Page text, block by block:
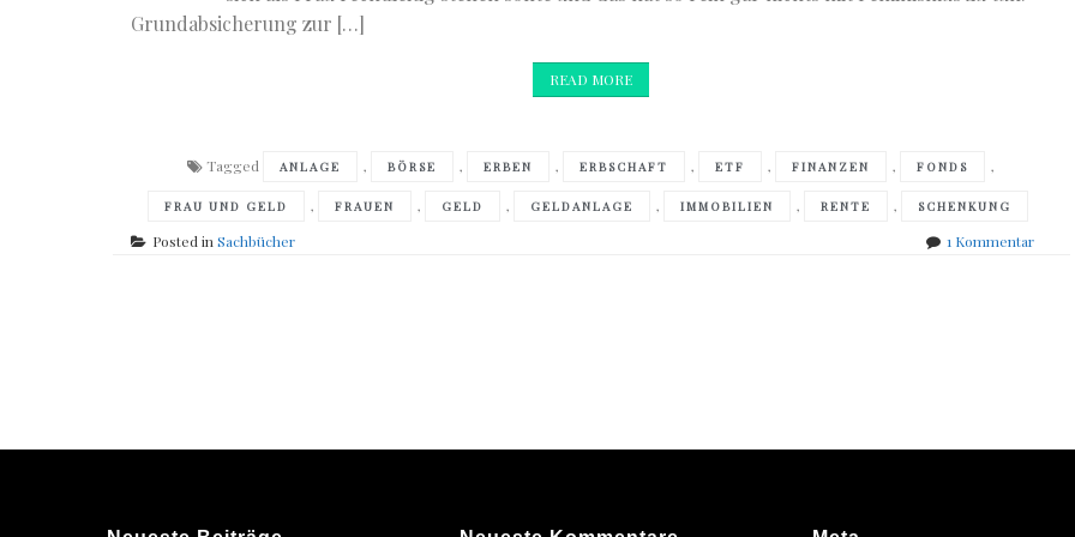
Grundabsicherung zur […]
READ MORE
Tagged ANLAGE , BÖRSE , ERBEN , ERBSCHAFT , ETF , FINANZEN , FONDS ,
FRAU UND GELD , FRAUEN , GELD , GELDANLAGE , IMMOBILIEN , RENTE , SCHENKUNG
Posted inSachbücher 1 Kommentarzu